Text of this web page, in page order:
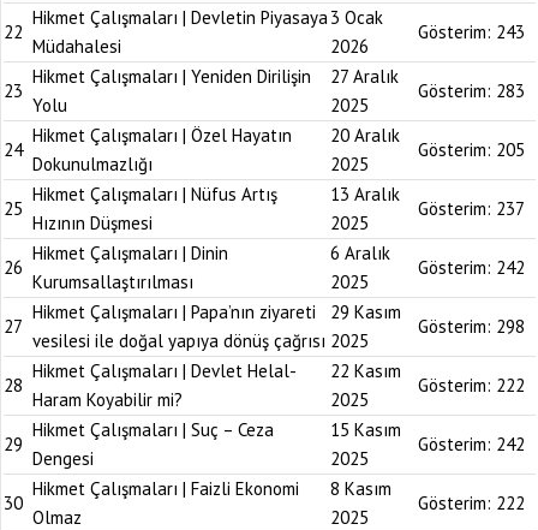
22
Hikmet Çalışmaları | Devletin Piyasaya
Müdahalesi
3 Ocak
2026
Gösterim: 243
23
Hikmet Çalışmaları | Yeniden Dirilişin
Yolu
27 Aralık
2025
Gösterim: 283
24
Hikmet Çalışmaları | Özel Hayatın
Dokunulmazlığı
20 Aralık
2025
Gösterim: 205
25
Hikmet Çalışmaları | Nüfus Artış
Hızının Düşmesi
13 Aralık
2025
Gösterim: 237
26
Hikmet Çalışmaları | Dinin
Kurumsallaştırılması
6 Aralık
2025
Gösterim: 242
27
Hikmet Çalışmaları | Papa’nın ziyareti
vesilesi ile doğal yapıya dönüş çağrısı
29 Kasım
2025
Gösterim: 298
28
Hikmet Çalışmaları | Devlet Helal-
Haram Koyabilir mi?
22 Kasım
2025
Gösterim: 222
29
Hikmet Çalışmaları | Suç – Ceza
Dengesi
15 Kasım
2025
Gösterim: 242
30
Hikmet Çalışmaları | Faizli Ekonomi
Olmaz
8 Kasım
2025
Gösterim: 222